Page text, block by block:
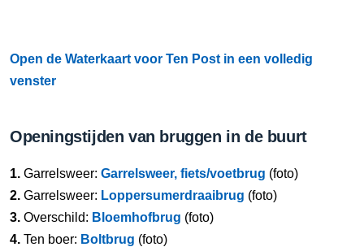
Open de Waterkaart voor Ten Post in een volledig
venster
Openingstijden van bruggen in de buurt
1. Garrelsweer: Garrelsweer, fiets/voetbrug (foto)
2. Garrelsweer: Loppersumerdraaibrug (foto)
3. Overschild: Bloemhofbrug (foto)
4. Ten boer: Boltbrug (foto)